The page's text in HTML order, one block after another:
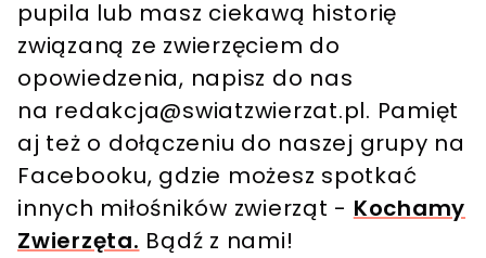
pupila lub masz ciekawą historię
związaną ze zwierzęciem do
opowiedzenia, napisz do nas
na redakcja@swiatzwierzat.pl. Pamięt
aj też o dołączeniu do naszej grupy na
Facebooku, gdzie możesz spotkać
innych miłośników zwierząt - Kochamy
Zwierzęta. Bądź z nami!